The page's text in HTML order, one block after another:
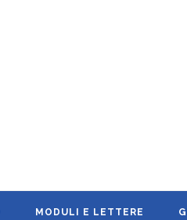
MODULI E LETTERE